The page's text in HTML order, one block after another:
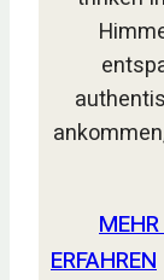
ERFAHREN